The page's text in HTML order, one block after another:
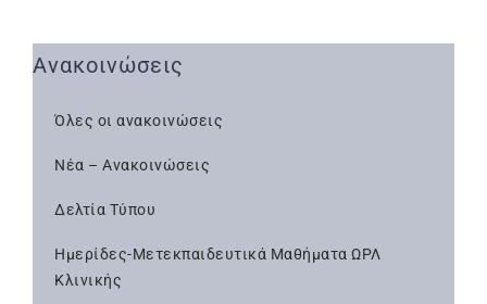
Ανακοινώσεις
Όλες οι ανακοινώσεις
Νέα – Ανακοινώσεις
Δελτία Τύπου
Ημερίδες-Μετεκπαιδευτικά Μαθήματα ΩΡΛ
Κλινικής